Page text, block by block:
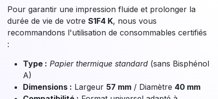
Pour garantir une impression fluide et prolonger la
durée de vie de votre S1F4 K, nous vous
recommandons l'utilisation de consommables certifiés
:
Type : Papier thermique standard (sans Bisphénol
A)
Dimensions : Largeur 57 mm / Diamètre 40 mm